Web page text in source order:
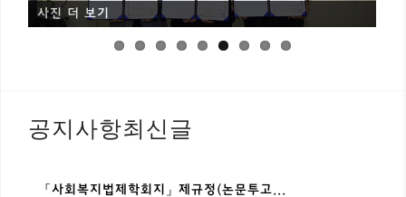
사진 더 보기
공지사항최신글
「사회복지법제학회지」 제규정(논문투고...